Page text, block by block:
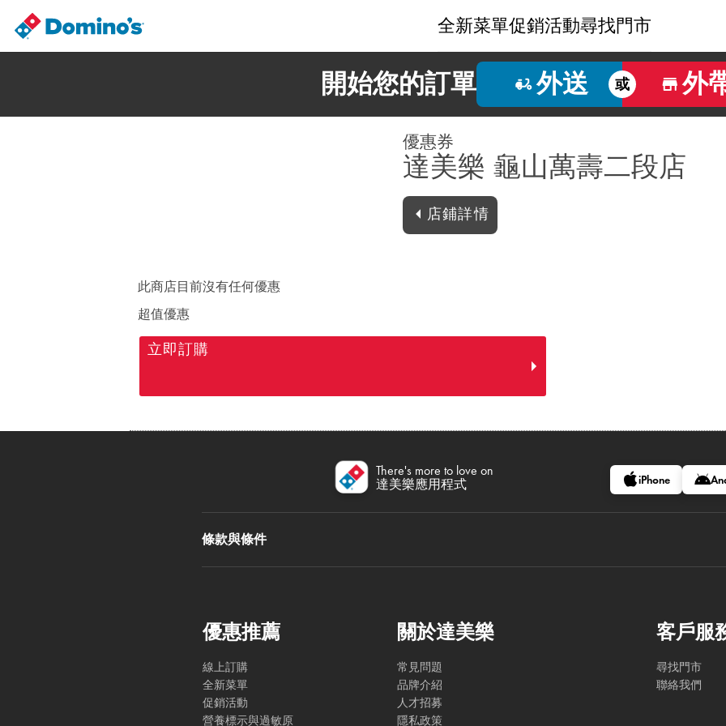
全新菜單促銷活動尋找門市
開始您的訂單 外送 或 外
優惠券
達美樂 龜山萬壽二段店
店鋪詳情
此商店目前沒有任何優惠
超值優惠
立即訂購
There's more to love on
達美樂應用程式
iPhone
條款與條件
優惠推薦
線上訂購
全新菜單
促銷活動
營養標示與過敏原
關於達美樂
常見問題
品牌介紹
人才招募
隱私政策
客戶服
尋找門市
聯絡我們